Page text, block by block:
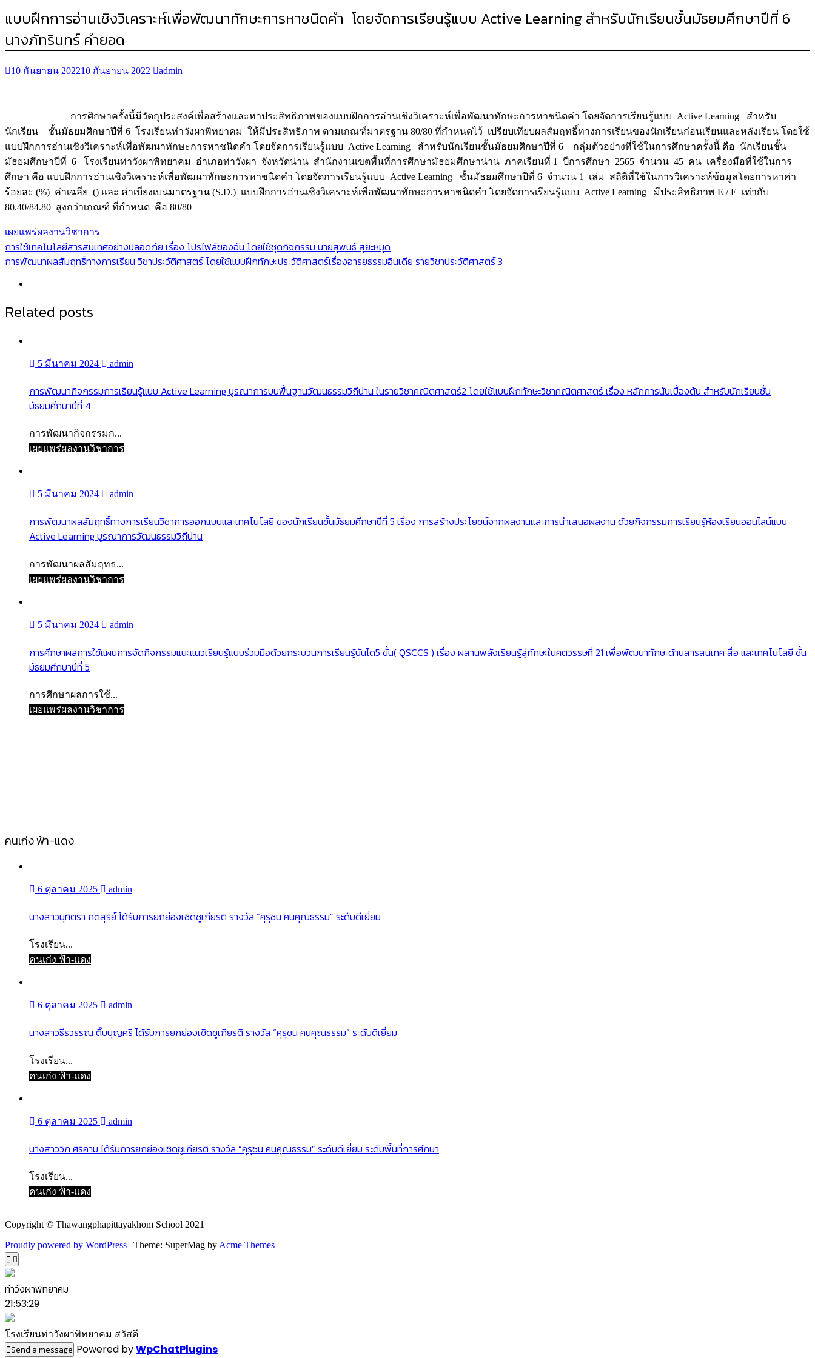
แบบฝึกการอ่านเชิงวิเคราะห์เพื่อพัฒนาทักษะการหาชนิดคำ โดยจัดการเรียนรู้แบบ Active Learning สำหรับนักเรียนชั้นมัธยมศึกษาปีที่ 6
นางภัทรินทร์ คำยอด
10 กันยายน 202210 กันยายน 2022 admin
การศึกษาครั้งนี้มีวัตถุประสงค์เพื่อสร้างและหาประสิทธิภาพของแบบฝึกการอ่านเชิงวิเคราะห์เพื่อพัฒนาทักษะการหาชนิดคำ โดยจัดการเรียนรู้แบบ Active Learning สำหรับ
นักเรียน ชั้นมัธยมศึกษาปีที่ 6 โรงเรียนท่าวังผาพิทยาคม ให้มีประสิทธิภาพ ตามเกณฑ์มาตรฐาน 80/80 ที่กำหนดไว้ เปรียบเทียบผลสัมฤทธิ์ทางการเรียนของนักเรียนก่อนเรียนและหลังเรียน โดยใช้
แบบฝึกการอ่านเชิงวิเคราะห์เพื่อพัฒนาทักษะการหาชนิดคำ โดยจัดการเรียนรู้แบบ Active Learning สำหรับนักเรียนชั้นมัธยมศึกษาปีที่ 6 กลุ่มตัวอย่างที่ใช้ในการศึกษาครั้งนี้ คือ นักเรียนชั้น
มัธยมศึกษาปีที่ 6 โรงเรียนท่าวังผาพิทยาคม อำเภอท่าวังผา จังหวัดน่าน สำนักงานเขตพื้นที่การศึกษามัธยมศึกษาน่าน ภาคเรียนที่ 1 ปีการศึกษา 2565 จำนวน 45 คน เครื่องมือที่ใช้ในการ
ศึกษา คือ แบบฝึกการอ่านเชิงวิเคราะห์เพื่อพัฒนาทักษะการหาชนิดคำ โดยจัดการเรียนรู้แบบ Active Learning ชั้นมัธยมศึกษาปีที่ 6 จำนวน 1 เล่ม สถิติที่ใช้ในการวิเคราะห์ข้อมูลโดยการหาค่า
ร้อยละ (%) ค่าเฉลี่ย () และ ค่าเบี่ยงเบนมาตรฐาน (S.D.) แบบฝึกการอ่านเชิงวิเคราะห์เพื่อพัฒนาทักษะการหาชนิดคำ โดยจัดการเรียนรู้แบบ Active Learning มีประสิทธิภาพ E / E เท่ากับ
80.40/84.80 สูงกว่าเกณฑ์ ที่กำหนด คือ 80/80
เผยแพร่ผลงานวิชาการ
แนะแนว
เรื่อง
การใช้เทคโนโลยีสารสนเทศอย่างปลอดภัย เรื่อง โปรไฟล์ของฉัน โดยใช้ชุดกิจกรรม นายสุพนธ์ สุยะหมุด
การพัฒนาผลสัมฤทธิ์ทางการเรียน วิชาประวัติศาสตร์ โดยใช้แบบฝึกทักษะประวัติศาสตร์เรื่องอารยธรรมอินเดีย รายวิชาประวัติศาสตร์ 3
Related posts
5 มีนาคม 2024 admin
การพัฒนากิจกรรมการเรียนรู้แบบ Active Learning บูรณาการบนพื้นฐานวัฒนธรรมวิถีน่าน ในรายวิชาคณิตศาสตร์2 โดยใช้แบบฝึกทักษะวิชาคณิตศาสตร์ เรื่อง หลักการนับเบื้องต้น สำหรับนักเรียนชั้น
มัธยมศึกษาปีที่ 4
การพัฒนากิจกรรมก...
เผยแพร่ผลงานวิชาการ
5 มีนาคม 2024 admin
การพัฒนาผลสัมฤทธิ์ทางการเรียนวิชาการออกแบบและเทคโนโลยี ของนักเรียนชั้นมัธยมศึกษาปีที่ 5 เรื่อง การสร้างประโยชน์จากผลงานและการนำเสนอผลงาน ด้วยกิจกรรมการเรียนรู้ห้องเรียนออนไลน์แบบ
Active Learning บูรณาการวัฒนธรรมวิถีน่าน
การพัฒนาผลสัมฤทธ...
เผยแพร่ผลงานวิชาการ
5 มีนาคม 2024 admin
การศึกษาผลการใช้แผนการจัดกิจกรรมแนะแนวเรียนรู้แบบร่วมมือด้วยกระบวนการเรียนรู้บันได5 ขั้น( QSCCS ) เรื่อง ผสานพลังเรียนรู้สู่ทักษะในศตวรรษที่ 21 เพื่อพัฒนาทักษะด้านสารสนเทศ สื่อ และเทคโนโลยี ชั้น
มัธยมศึกษาปีที่ 5
การศึกษาผลการใช้...
เผยแพร่ผลงานวิชาการ
คนเก่ง ฟ้า-แดง
6 ตุลาคม 2025 admin
นางสาวมุทิตรา กตสุริย์ ได้รับการยกย่องเชิดชูเกียรติ รางวัล “คุรุชน คนคุณธรรม” ระดับดีเยี่ยม
โรงเรียน...
คนเก่ง ฟ้า-แดง
6 ตุลาคม 2025 admin
นางสาวธีรวรรณ ติ๊บบุญศรี ได้รับการยกย่องเชิดชูเกียรติ รางวัล “คุรุชน คนคุณธรรม” ระดับดีเยี่ยม
โรงเรียน...
คนเก่ง ฟ้า-แดง
6 ตุลาคม 2025 admin
นางสาววิก ศิริคาม ได้รับการยกย่องเชิดชูเกียรติ รางวัล “คุรุชน คนคุณธรรม” ระดับดีเยี่ยม ระดับพื้นที่การศึกษา
โรงเรียน...
คนเก่ง ฟ้า-แดง
Copyright © Thawangphapittayakhom School 2021
Proudly powered by WordPress | Theme: SuperMag by Acme Themes
ท่าวังผาพิทยาคม
21:53:29
โรงเรียนท่าวังผาพิทยาคม สวัสดี
Send a message Powered byWpChatPlugins